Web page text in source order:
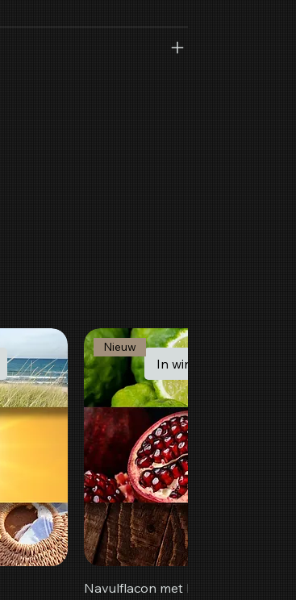
In winkelwagen
Nieuw
Navulflacon met Ruby Summer